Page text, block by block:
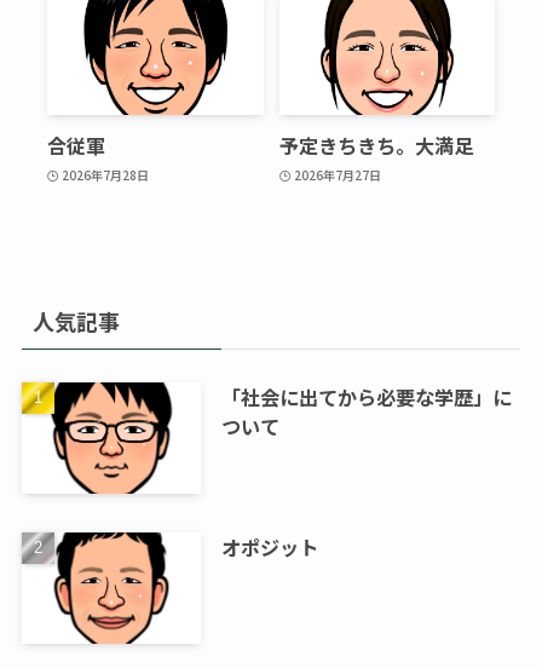
合従軍
2026年7月28日
予定きちきち。大満足
2026年7月27日
人気記事
「社会に出てから必要な学歴」に
ついて
オポジット